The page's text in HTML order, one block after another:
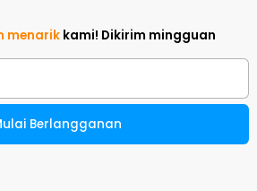
menarik kami! Dikirim mingguan
Berlangganan